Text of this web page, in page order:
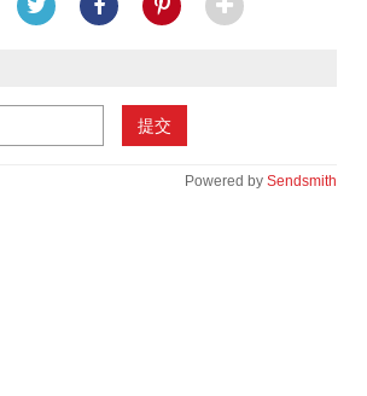
提交
Powered by Sendsmith